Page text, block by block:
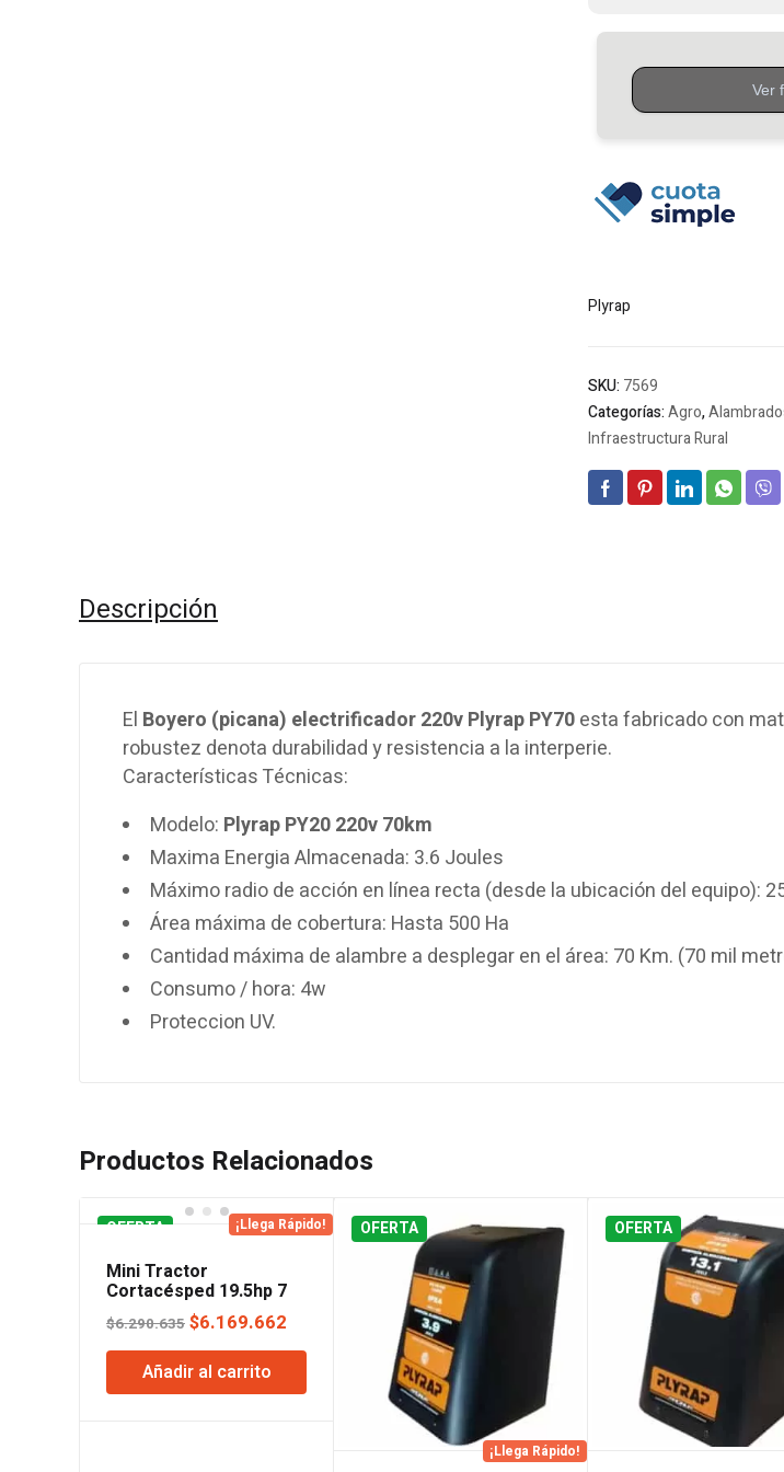
cantidad
Plyrap
SKU: 7569
Categorías:Agro,
Infraestructura Rural
Descripción
El Boyero (picana) electrificador 220v Plyrap PY70esta fabricado con
robustez denota durabilidad y resistencia a la interperie.
Características Técnicas:
Modelo: Plyrap PY20 220v 70km
Maxima Energia Almacenada: 3.6 Joules
Máximo radio de acción en línea recta (desde la ubicación del equipo):
Área máxima de cobertura: Hasta 500 Ha
Cantidad máxima de alambre a desplegar en el área: 70 Km. (70 mil
Consumo / hora: 4w
Proteccion UV.
Productos Relacionados
OFERTA ¡Llega Rápido!
Mini Tractor
Cortacésped 19.5hp 7
Velocidades MTD
$6.290.635 El
precio
original
era:
$6.169.662
precio
es:
Añadir al carrito
OFERTA
¡Llega Rápido!
OFERTA